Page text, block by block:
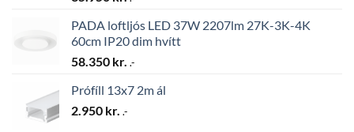
PADA loftljós LED 37W 2207lm 27K-3K-4K
60cm IP20 dim hvítt
58.350 kr. .-
Prófíll 13x7 2m ál
2.950 kr. .-